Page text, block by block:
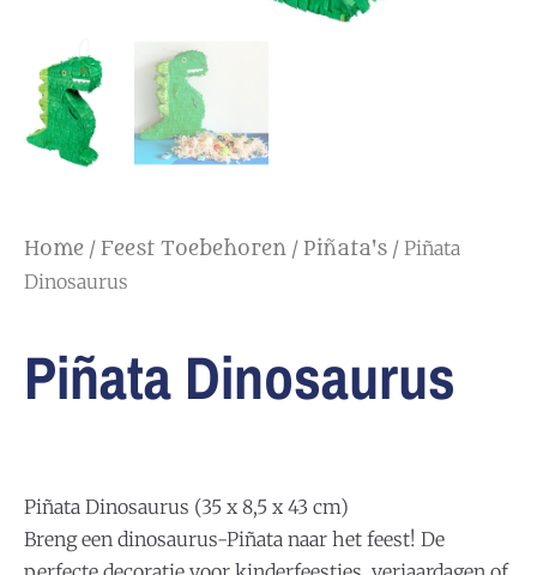
Home / Feest Toebehoren / Piñata's / Piñata
Dinosaurus
Piñata Dinosaurus
Piñata Dinosaurus (35 x 8,5 x 43 cm)
Breng een dinosaurus-Piñata naar het feest! De